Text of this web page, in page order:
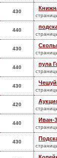
430
440
430
440
пула
430
420
440
Иван-3
430